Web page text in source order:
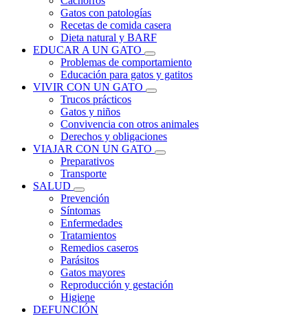
Gatos con patologías
Recetas de comida casera
Dieta natural y BARF
EDUCAR A UN GATO
Problemas de comportamiento
Educación para gatos y gatitos
VIVIR CON UN GATO
Trucos prácticos
Gatos y niños
Convivencia con otros animales
Derechos y obligaciones
VIAJAR CON UN GATO
Preparativos
Transporte
SALUD
Prevención
Síntomas
Enfermedades
Tratamientos
Remedios caseros
Parásitos
Gatos mayores
Reproducción y gestación
Higiene
DEFUNCIÓN